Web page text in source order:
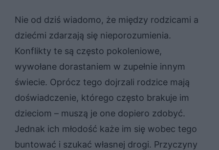
Nie od dziś wiadomo, że między rodzicami a
dziećmi zdarzają się nieporozumienia.
Konflikty te są często pokoleniowe,
wywołane dorastaniem w zupełnie innym
świecie. Oprócz tego dojrzali rodzice mają
doświadczenie, którego często brakuje im
dzieciom – muszą je one dopiero zdobyć.
Jednak ich młodość każe im się wobec tego
buntować i szukać własnej drogi. Przyczyny